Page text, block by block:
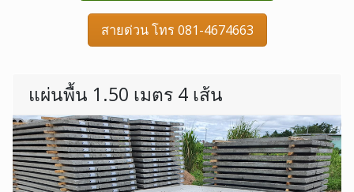
สายด่วน โทร 081-4674663
แผ่นพื้น 1.50 เมตร 4 เส้น